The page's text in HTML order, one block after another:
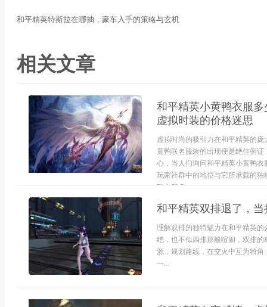
和平精英特斯拉在哪抽，豪车入手的策略与玄机
相关文章
和平精英小黄鸭衣服
虚拟时装的价格迷思
虚拟时尚的吸引力在和平精英的
黄鸭联名服装的出现便是绝佳例
心，当人们询问和平精英小黄鸭
玩家社群中的地位与它所承载的
鸭衣服多...
和平精英双排退了，
理解双排的独特魅力在和平精英
绝，也不似四排那般喧闹，双排
源，规划路线，在交火中互为犄
一...